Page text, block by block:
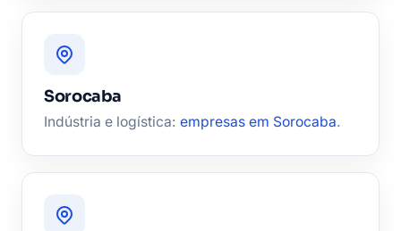
Sorocaba
Indústria e logística: empresas em Sorocaba.